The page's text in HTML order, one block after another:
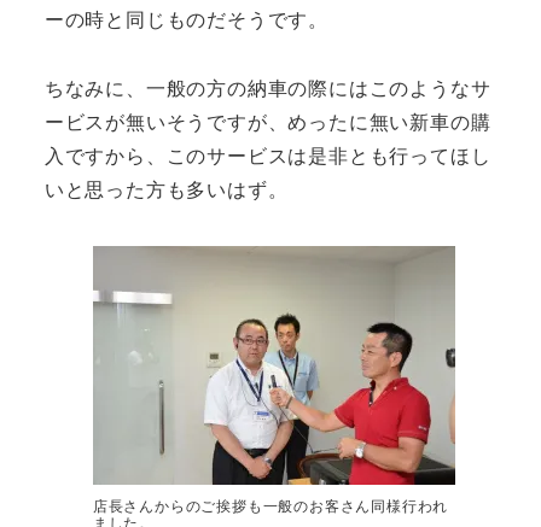
ーの時と同じものだそうです。
ちなみに、一般の方の納車の際にはこのようなサ
ービスが無いそうですが、めったに無い新車の購
入ですから、このサービスは是非とも行ってほし
いと思った方も多いはず。
店長さんからのご挨拶も一般のお客さん同様行われ
ました。